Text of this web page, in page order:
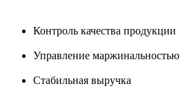
Контроль качества продукции
Управление маржинальностью
Стабильная выручка